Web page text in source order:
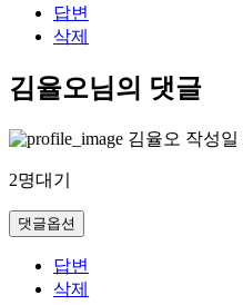
답변
삭제
김율오님의 댓글
김율오 작성일
2명대기
댓글옵션
답변
삭제